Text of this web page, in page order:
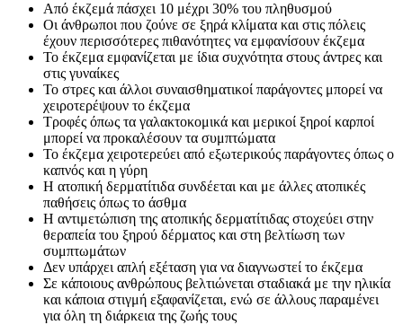
Από έκζεμά πάσχει 10 μέχρι 30% του πληθυσμού
Οι άνθρωποι που ζούνε σε ξηρά κλίματα και στις πόλεις
έχουν περισσότερες πιθανότητες να εμφανίσουν έκζεμα
Το έκζεμα εμφανίζεται με ίδια συχνότητα στους άντρες και
στις γυναίκες
Το στρες και άλλοι συναισθηματικοί παράγοντες μπορεί να
χειροτερέψουν το έκζεμα
Τροφές όπως τα γαλακτοκομικά και μερικοί ξηροί καρποί
μπορεί να προκαλέσουν τα συμπτώματα
Το έκζεμα χειροτερεύει από εξωτερικούς παράγοντες όπως ο
καπνός και η γύρη
Η ατοπική δερματίτιδα συνδέεται και με άλλες ατοπικές
παθήσεις όπως το άσθμα
Η αντιμετώπιση της ατοπικής δερματίτιδας στοχεύει στην
θεραπεία του ξηρού δέρματος και στη βελτίωση των
συμπτωμάτων
Δεν υπάρχει απλή εξέταση για να διαγνωστεί το έκζεμα
Σε κάποιους ανθρώπους βελτιώνεται σταδιακά με την ηλικία
και κάποια στιγμή εξαφανίζεται, ενώ σε άλλους παραμένει
για όλη τη διάρκεια της ζωής τους